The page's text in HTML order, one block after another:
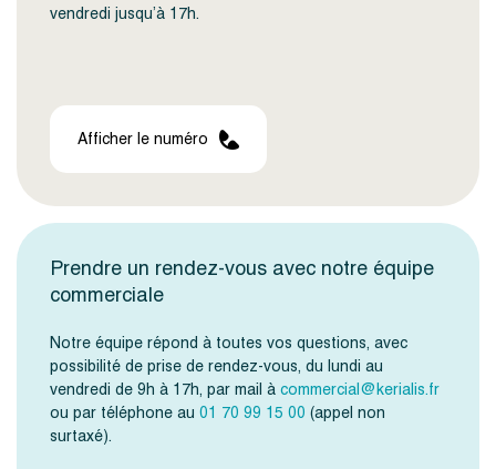
vendredi jusqu’à 17h.
Afficher le numéro
Prendre un rendez-vous avec notre équipe
commerciale
Notre équipe répond à toutes vos questions, avec
possibilité de prise de rendez-vous, du lundi au
vendredi de 9h à 17h, par mail àcommercial@kerialis.fr
ou par téléphone au 01 70 99 15 00 (appel non
surtaxé).